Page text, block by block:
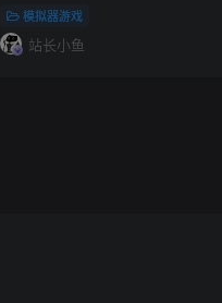
模拟器游戏
站长小鱼